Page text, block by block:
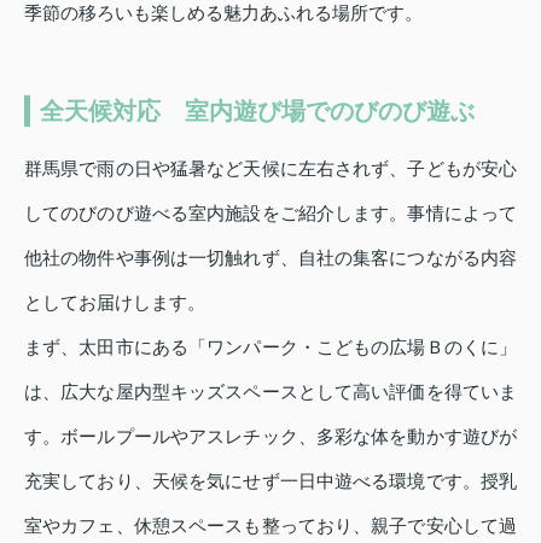
季節の移ろいも楽しめる魅力あふれる場所です。
全天候対応 室内遊び場でのびのび遊ぶ
群馬県で雨の日や猛暑など天候に左右されず、子どもが安心
してのびのび遊べる室内施設をご紹介します。事情によって
他社の物件や事例は一切触れず、自社の集客につながる内容
としてお届けします。
まず、太田市にある「ワンパーク・こどもの広場Ｂのくに」
は、広大な屋内型キッズスペースとして高い評価を得ていま
す。ボールプールやアスレチック、多彩な体を動かす遊びが
充実しており、天候を気にせず一日中遊べる環境です。授乳
室やカフェ、休憩スペースも整っており、親子で安心して過